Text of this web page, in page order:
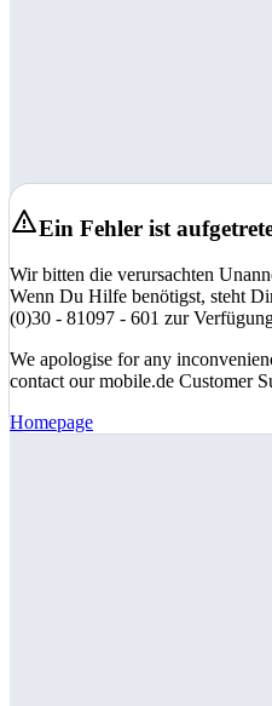
Ein Fehler ist
Wir bitten die verursachten
Wenn Du Hilfe benötigst, steht
(0)30 - 81097 - 601 zur
We apologise for any
contact our mobile.de Customer
Homepage